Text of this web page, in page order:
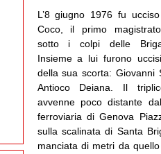
L’8 giugno 1976 fu
Coco, il primo
sotto i colpi delle
Insieme a lui furono
della sua scorta: Giovanni
Antioco Deiana. Il
avvenne poco distante
ferroviaria di Genova
sulla scalinata di Santa
manciata di metri da